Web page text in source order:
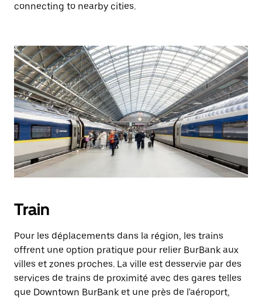
connecting to nearby cities.
Train
Pour les déplacements dans la région, les trains
offrent une option pratique pour relier BurBank aux
villes et zones proches. La ville est desservie par des
services de trains de proximité avec des gares telles
que Downtown BurBank et une près de l'aéroport,